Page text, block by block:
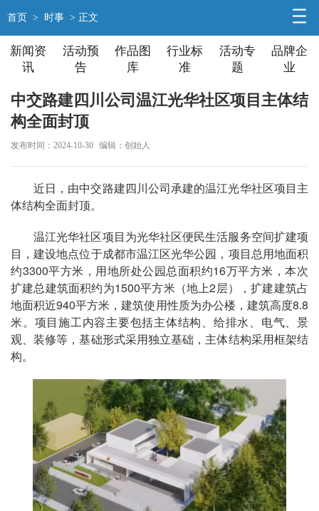
首页 > 时事 > 正文
新闻资
讯
活动预
告
作品图
库
行业标
准
活动专
题
品牌企
业
中交路建四川公司温江光华社区项目主体结
构全面封顶
发布时间：2024-10-30 编辑：创始人
近日，由中交路建四川公司承建的温江光华社区项目主
体结构全面封顶。
温江光华社区项目为光华社区便民生活服务空间扩建项
目，建设地点位于成都市温江区光华公园，项目总用地面积
约3300平方米，用地所处公园总面积约16万平方米，本次
扩建总建筑面积约为1500平方米（地上2层），扩建建筑占
地面积近940平方米，建筑使用性质为办公楼，建筑高度8.8
米。项目施工内容主要包括主体结构、给排水、电气、景
观、装修等，基础形式采用独立基础，主体结构采用框架结
构。